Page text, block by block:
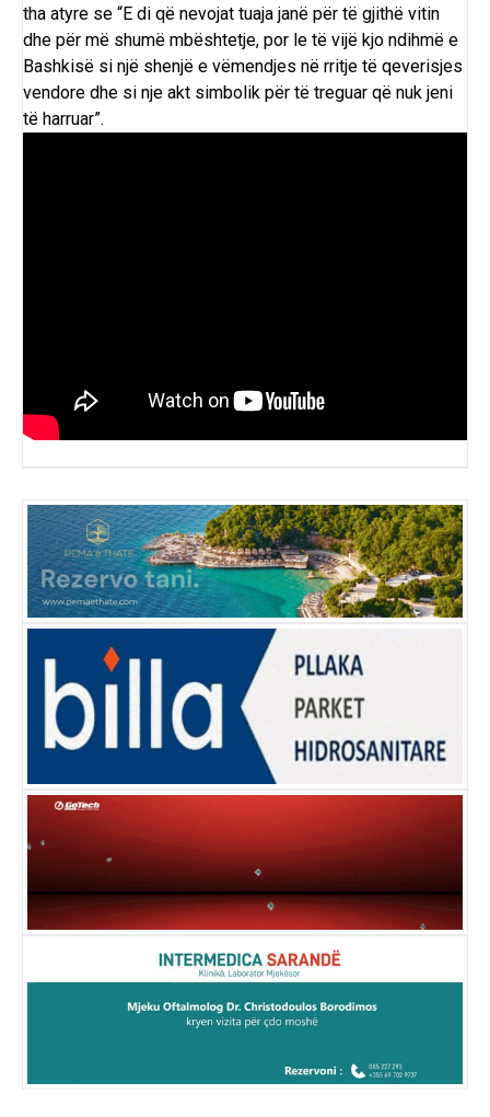
tha atyre se “E di që nevojat tuaja janë për të gjithë vitin
dhe për më shumë mbështetje, por le të vijë kjo ndihmë e
Bashkisë si një shenjë e vëmendjes në rritje të qeverisjes
vendore dhe si nje akt simbolik për të treguar që nuk jeni
të harruar”.